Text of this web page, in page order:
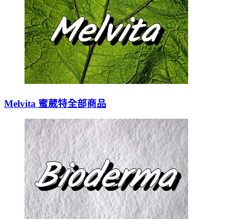
Melvita 蜜葳特全部商品